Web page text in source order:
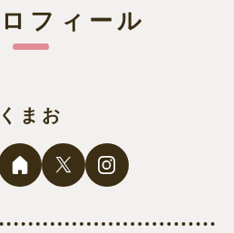
フィール
くまお